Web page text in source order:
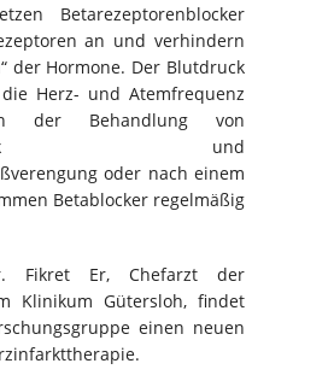
Betarezeptorenblocker
an und verhindern
der Hormone. Der Blutdruck
Herz- und Atemfrequenz
der Behandlung von
und
oder nach einem
Betablocker regelmäßig
Fikret Er, Chefarzt der
Klinikum Gütersloh, findet
einen neuen